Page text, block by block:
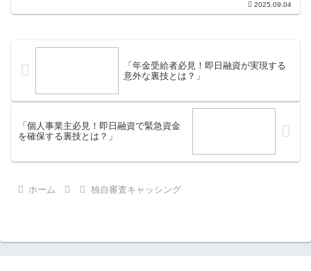
です。このサービスを利用することで、
2025.09.04
「年金受給者必見！即日融資が実現する
意外な裏技とは？」
「個人事業主必見！即日融資で緊急資金
を確保する裏技とは？」
ホーム 独自審査キャッシング